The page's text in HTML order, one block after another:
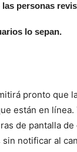
personas
lo sepan.
pronto que
están en línea.
de pantalla
notificar al